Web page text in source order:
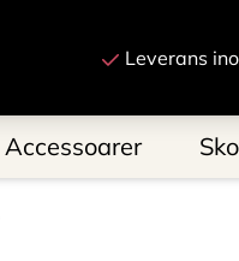
Leverans
Accessoarer